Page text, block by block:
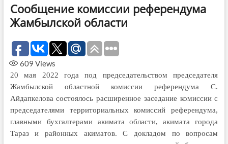
Сообщение комиссии референдума
Жамбылской области
609 Views
20 мая 2022 года под председательством председателя
Жамбылской областной комиссии референдума С.
Айдапкелова состоялось расширенное заседание комиссии с
председателями территориальных комиссий референдума,
главными бухгалтерами акимата области, акимата города
Тараз и районных акиматов.С докладом по вопросам